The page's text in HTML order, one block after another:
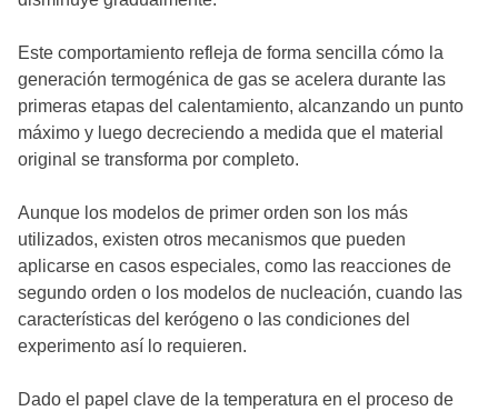
Este comportamiento refleja de forma sencilla cómo la
generación termogénica de gas se acelera durante las
primeras etapas del calentamiento, alcanzando un punto
máximo y luego decreciendo a medida que el material
original se transforma por completo.
Aunque los modelos de primer orden son los más
utilizados, existen otros mecanismos que pueden
aplicarse en casos especiales, como las reacciones de
segundo orden o los modelos de nucleación, cuando las
características del kerógeno o las condiciones del
experimento así lo requieren.
Dado el papel clave de la temperatura en el proceso de